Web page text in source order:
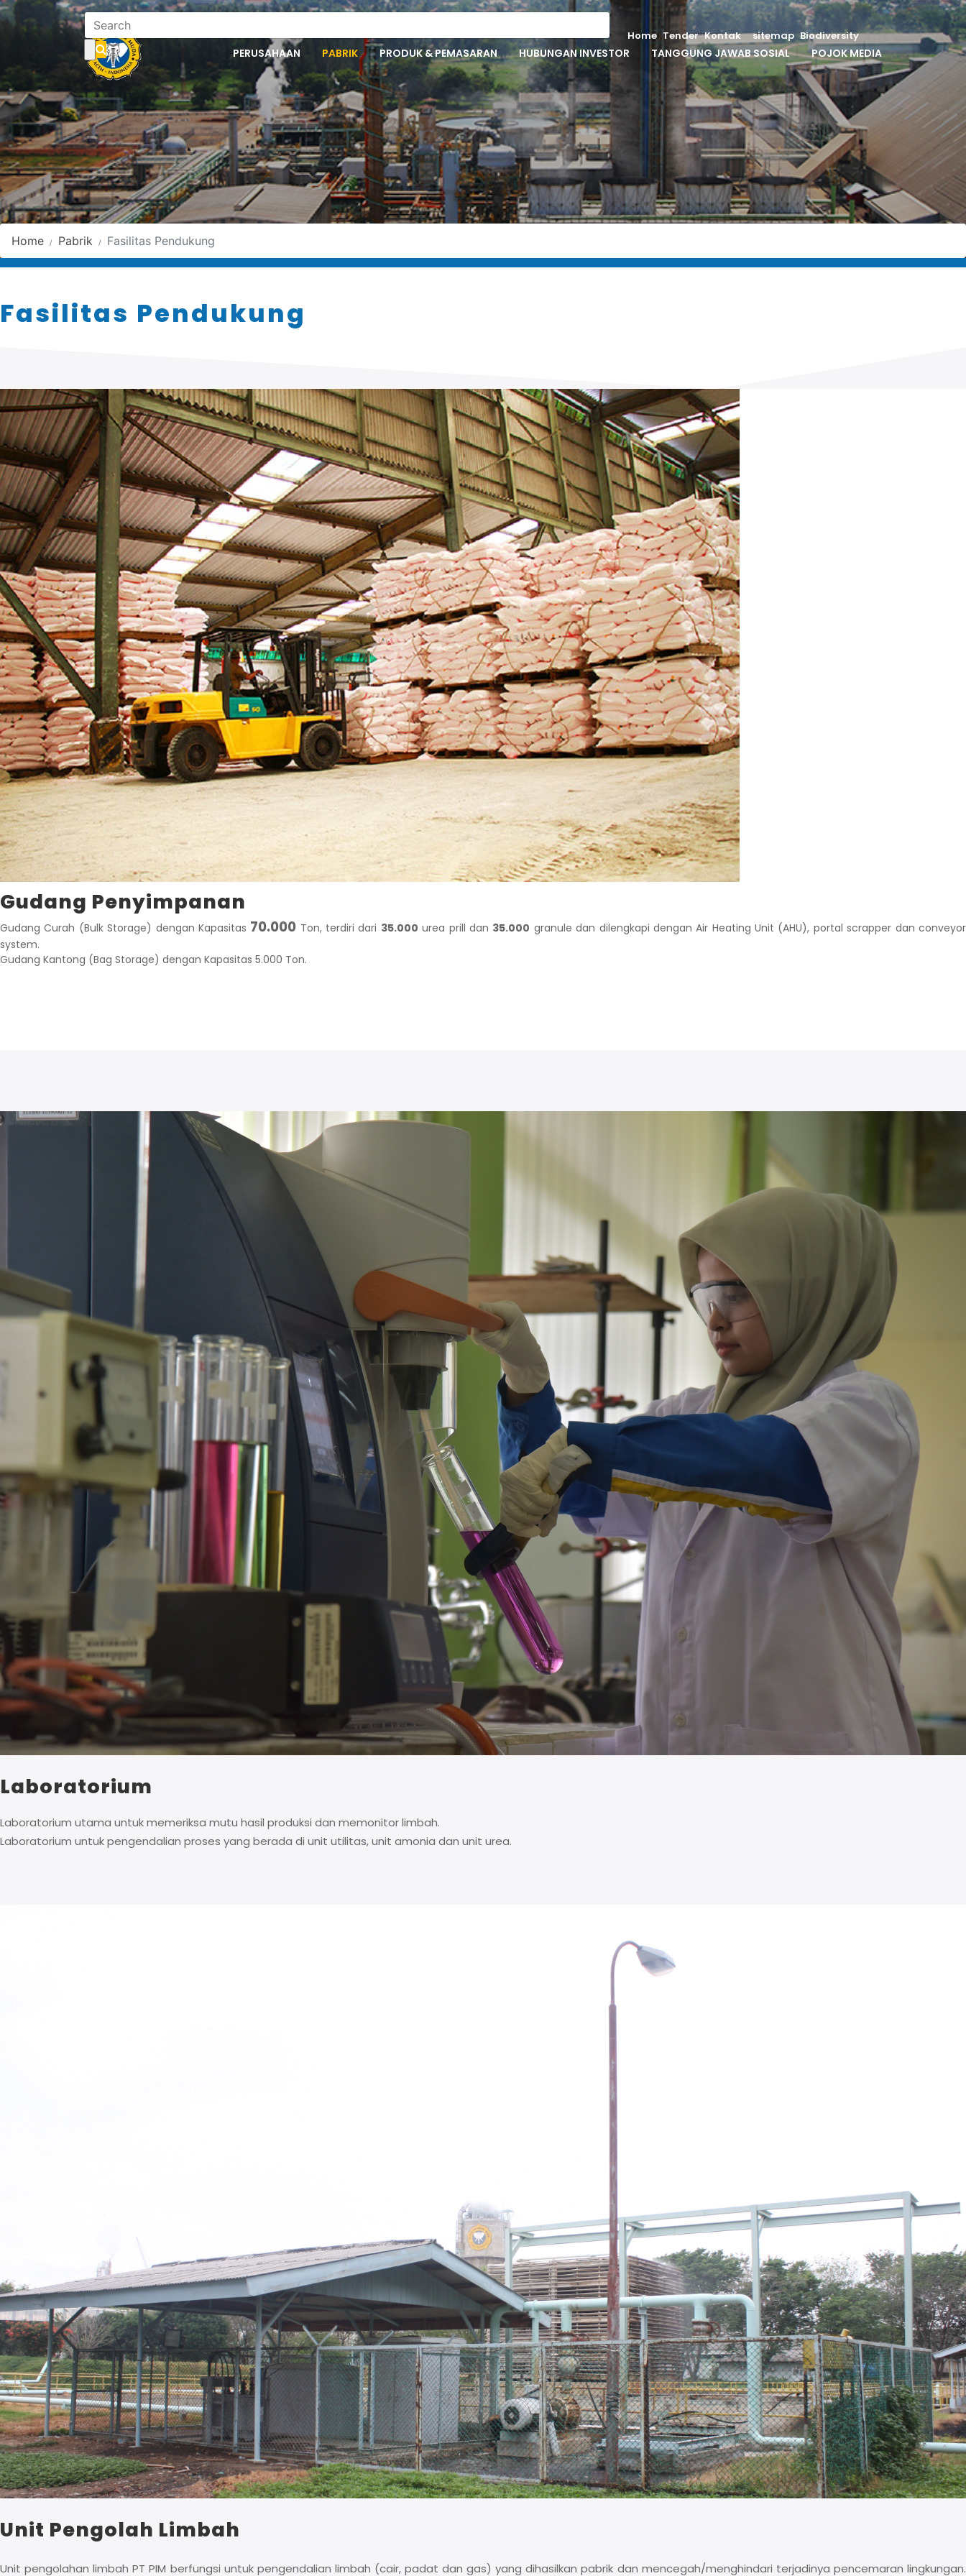
PERUSAHAAN PABRIK PRODUK & PEMASARAN HUBUNGAN INVESTOR TANGGUNG JAWAB SOSIAL POJOK MEDIA
Fasilitas Pendukung
Home Tender Kontak sitemap Biodiversity
Home Pabrik Fasilitas Pendukung
Fasilitas Pendukung
Gudang Penyimpanan
Gudang Curah (Bulk Storage) dengan Kapasitas 70.000 Ton, terdiri dari 35.000 urea prill dan 35.000 granule dan dilengkapi dengan Air Heating Unit (AHU), portal scrapper dan conveyor
system.
Gudang Kantong (Bag Storage) dengan Kapasitas 5.000 Ton.
Laboratorium
Laboratorium utama untuk memeriksa mutu hasil produksi dan memonitor limbah.
Laboratorium untuk pengendalian proses yang berada di unit utilitas, unit amonia dan unit urea.
Unit Pengolah Limbah
Unit pengolahan limbah PT PIM berfungsi untuk pengendalian limbah (cair, padat dan gas) yang dihasilkan pabrik dan mencegah/menghindari terjadinya pencemaran lingkungan.